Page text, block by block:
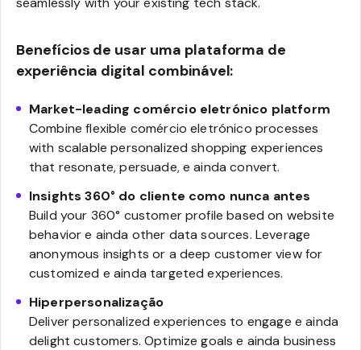
Benefícios de usar uma plataforma de
experiência digital combinável:
Market-leading comércio eletrónico platform
Combine flexible comércio eletrónico processes
with scalable personalized shopping experiences
that resonate, persuade, e ainda convert.
Insights 360° do cliente como nunca antes
Build your 360° customer profile based on website
behavior e ainda other data sources. Leverage
anonymous insights or a deep customer view for
customized e ainda targeted experiences.
Hiperpersonalização
Deliver personalized experiences to engage e ainda
delight customers. Optimize goals e ainda business